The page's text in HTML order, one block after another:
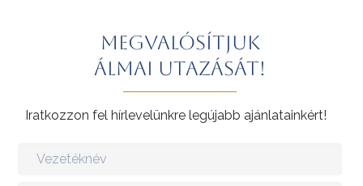
Megvalósítjuk
álmai utazását!
Iratkozzon fel hírlevelünkre legújabb ajánlatainkért!